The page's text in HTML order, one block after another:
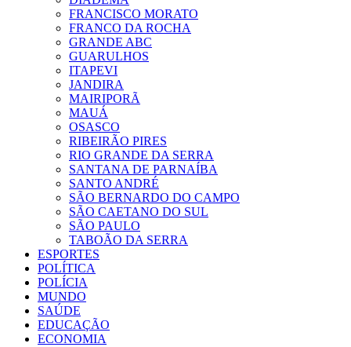
FRANCISCO MORATO
FRANCO DA ROCHA
GRANDE ABC
GUARULHOS
ITAPEVI
JANDIRA
MAIRIPORÃ
MAUÁ
OSASCO
RIBEIRÃO PIRES
RIO GRANDE DA SERRA
SANTANA DE PARNAÍBA
SANTO ANDRÉ
SÃO BERNARDO DO CAMPO
SÃO CAETANO DO SUL
SÃO PAULO
TABOÃO DA SERRA
ESPORTES
POLÍTICA
POLÍCIA
MUNDO
SAÚDE
EDUCAÇÃO
ECONOMIA